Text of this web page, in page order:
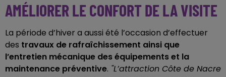
AMÉLIORER LE CONFORT DE LA VISITE
La période d’hiver a aussi été l’occasion d’effectuer
des travaux de rafraîchissement ainsi que
l’entretien mécanique des équipements et la
maintenance préventive. "L’attraction Côte de Nacre